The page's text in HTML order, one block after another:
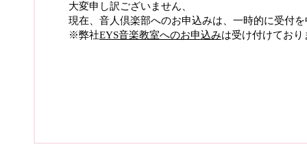
大変申し訳ございません、
現在、音人倶楽部へのお申込みは、一時的に受付
※弊社EYS音楽教室へのお申込みは受け付けており